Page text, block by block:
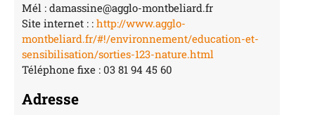
Mél : damassine@agglo-montbeliard.fr
Site internet : :http://www.agglo-
montbeliard.fr/#!/environnement/education-et-
sensibilisation/sorties-123-nature.html
Téléphone fixe : 03 81 94 45 60
Adresse